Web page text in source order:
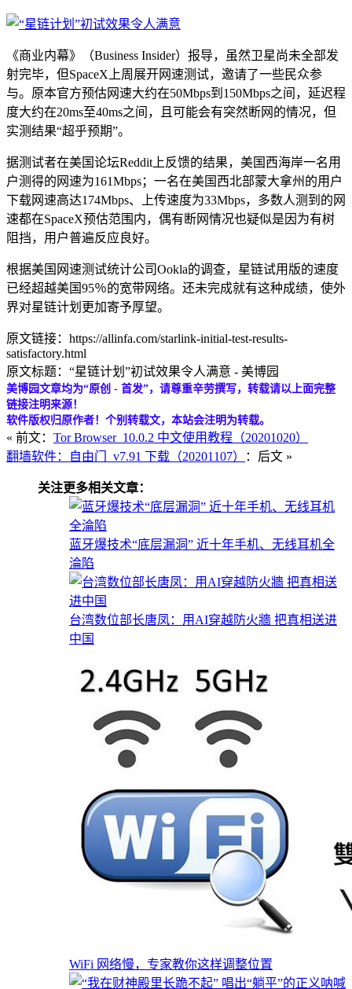
《商业内幕》（Business Insider）报导，虽然卫星尚未全部发
射完毕，但SpaceX上周展开网速测试，邀请了一些民众参
与。原本官方预估网速大约在50Mbps到150Mbps之间，延迟程
度大约在20ms至40ms之间，且可能会有突然断网的情况，但
实测结果“超乎预期”。
据测试者在美国论坛Reddit上反馈的结果，美国西海岸一名用
户测得的网速为161Mbps；一名在美国西北部蒙大拿州的用户
下载网速高达174Mbps、上传速度为33Mbps，多数人测到的网
速都在SpaceX预估范围内，偶有断网情况也疑似是因为有树
阻挡，用户普遍反应良好。
根据美国网速测试统计公司Ookla的调查，星链试用版的速度
已经超越美国95％的宽带网络。还未完成就有这种成绩，使外
界对星链计划更加寄予厚望。
原文链接：https://allinfa.com/starlink-initial-test-results-
satisfactory.html
原文标题：“星链计划”初试效果令人满意 - 美博园
美博园文章均为“原创 - 首发”，请尊重辛劳撰写，转载请以上面完整
链接注明来源！
软件版权归原作者！个别转载文，本站会注明为转载。
« 前文： Tor Browser_10.0.2 中文使用教程（20201020）
翻墙软件：自由门_v7.91 下载（20201107）
：后文 »
关注更多相关文章：
蓝牙爆技术“底层漏洞” 近十年手机、无线耳机全
淪陷
台湾数位部长唐凤：用AI穿越防火牆 把真相送进
中国
WiFi 网络慢，专家教你这样调整位置